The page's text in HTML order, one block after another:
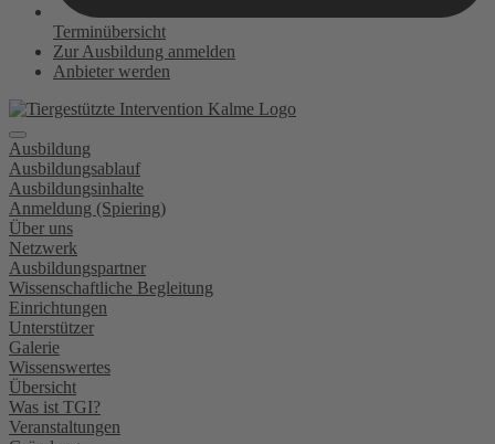
Terminübersicht
Zur Ausbildung anmelden
Anbieter werden
Ausbildung
Ausbildungsablauf
Ausbildungsinhalte
Anmeldung (Spiering)
Über uns
Netzwerk
Ausbildungspartner
Wissenschaftliche Begleitung
Einrichtungen
Unterstützer
Galerie
Wissenswertes
Übersicht
Was ist TGI?
Veranstaltungen